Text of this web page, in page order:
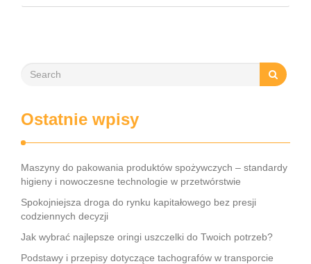
narzędzi – każdy przedsiębiorca musi znać kluczowe
Ostatnie wpisy
Maszyny do pakowania produktów spożywczych – standardy
higieny i nowoczesne technologie w przetwórstwie
Spokojniejsza droga do rynku kapitałowego bez presji
codziennych decyzji
Jak wybrać najlepsze oringi uszczelki do Twoich potrzeb?
Podstawy i przepisy dotyczące tachografów w transporcie